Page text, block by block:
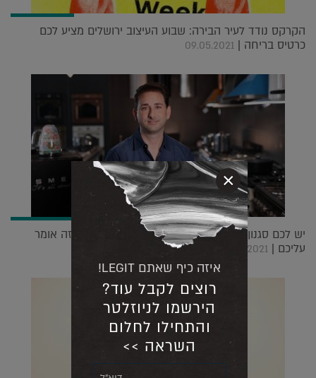
הקרקס נודד לעיר הבירה: שבוע העיצוב ירושלים מציע לכם
כרטיס בריחה | 09.05.2021
יש לכם סגנון עיצובי? המעצב איתמר לוי מסביר מה זה אומר
עליכם | 28.02.2021
איזה כיף שאתם LEGIT!
רוצים לקבל עוד?
הירשמו לניוזלטר
והתחילו לחלום
השראה >>
×